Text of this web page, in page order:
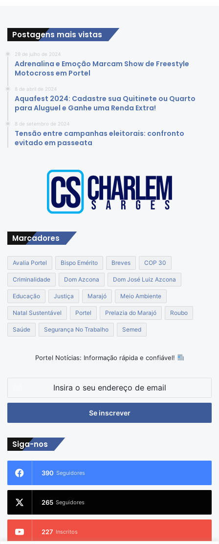
Postagens mais vistas
29 de julho de 2024
Adrenalina e Emoção Marcam Show de Freestyle
Motocross em Portel
8 de abril de 2024
Aquafest 2024: Cadastre sua Quitinete ou Quarto
para Aluguel e Ganhe uma Renda Extra!
8 de setembro de 2024
Tensão entre campanhas eleitorais: confronto
evitado em passeata
Marcadores
Avalia Portel Bispo Emérito Breves COP 30
Criminalidade Dom Azcona Dom José Luiz Azcona
Educação Justiça Marajó Meio Ambiente
Natal Sustentável Portel Prelazia do Marajó Roubo
Saúde Segurança No Trabalho Semed
Portel Notícias: Informação rápida e confiável!
seu
de
Siga-nos
390 Seguidores
265 Seguidores
227 Inscritos